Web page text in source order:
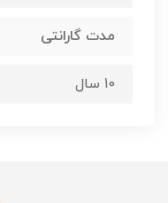
مدت گارانتی
10 سال